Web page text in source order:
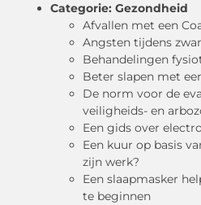
Categorie: Gezondheid
Afvallen met een
Angsten tijdens
Behandelingen
Beter slapen met
De norm voor de
veiligheids- en
Een gids over
Een kuur op basis
zijn werk?
Een slaapmasker
te beginnen